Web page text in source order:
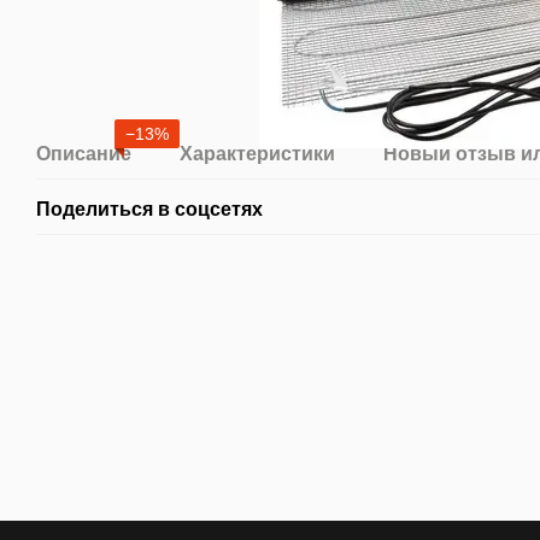
−13%
Описание Характеристики Новый отзыв
Поделиться в соцсетях